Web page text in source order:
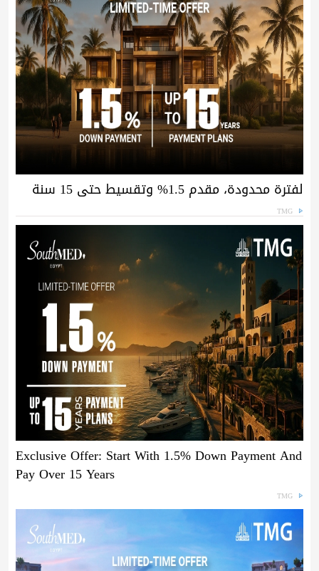
لفترة محدودة، مقدم 1.5% وتقسيط حتى 15 سنة
TMG
Exclusive Offer: Start With 1.5% Down Payment And
Pay Over 15 Years
TMG